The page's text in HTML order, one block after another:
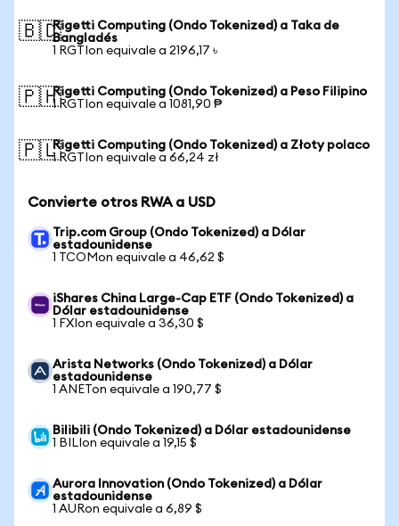
🇧🇩Rigetti Computing (Ondo Tokenized) a Taka de
Bangladés
1 RGTIon equivale a 2196,17 ৳
🇵🇭Rigetti Computing (Ondo Tokenized) a Peso Filipino
1 RGTIon equivale a 1081,90 ₱
🇵🇱Rigetti Computing (Ondo Tokenized) a Złoty polaco
1 RGTIon equivale a 66,24 zł
Convierte otros RWA a USD
Trip.com Group (Ondo Tokenized) a Dólar
estadounidense
1 TCOMon equivale a 46,62 $
iShares China Large-Cap ETF (Ondo Tokenized) a
Dólar estadounidense
1 FXIon equivale a 36,30 $
Arista Networks (Ondo Tokenized) a Dólar
estadounidense
1 ANETon equivale a 190,77 $
Bilibili (Ondo Tokenized) a Dólar estadounidense
1 BILIon equivale a 19,15 $
Aurora Innovation (Ondo Tokenized) a Dólar
estadounidense
1 AURon equivale a 6,89 $